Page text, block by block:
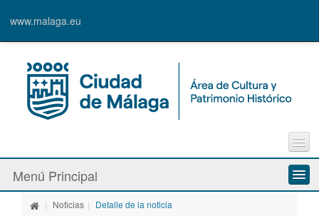
www.malaga.eu
Contacto
Quejas y Sugerencias
Menú Principal
Quiénes somos
| Noticias | Detalle de la noticia